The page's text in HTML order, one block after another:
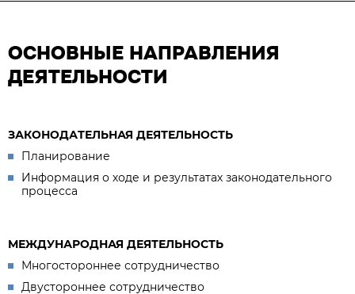
ОСНОВНЫЕ НАПРАВЛЕНИЯ
ДЕЯТЕЛЬНОСТИ
ЗАКОНОДАТЕЛЬНАЯ ДЕЯТЕЛЬНОСТЬ
Планирование
Информация о ходе и результатах законодательного
процесса
МЕЖДУНАРОДНАЯ ДЕЯТЕЛЬНОСТЬ
Многостороннее сотрудничество
Двустороннее сотрудничество